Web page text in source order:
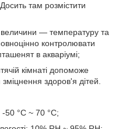
там розмістити
— температуру та
контролювати
в акваріумі;
кімнаті допоможе
здоров'я дітей.
50 °C ~ 70 °C;